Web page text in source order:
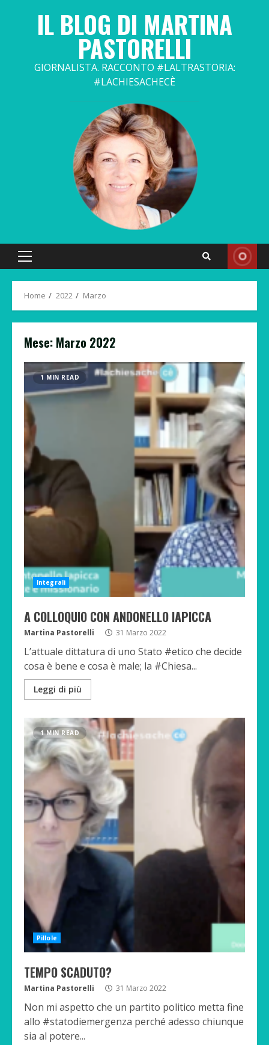
IL BLOG DI MARTINA
PASTORELLI
GIORNALISTA. RACCONTO #LALTRASTORIA:
#LACHIESACHECÈ
Primary
Home 2022 Marzo
Mese: Marzo 2022
1 MIN READ
Integrali
A COLLOQUIO CON ANDONELLO IAPICCA
Martina Pastorelli 31 Marzo 2022
L’attuale dittatura di uno Stato #etico che decide
cosa è bene e cosa è male; la #Chiesa...
Leggi di più
1 MIN READ
Pillole
TEMPO SCADUTO?
Martina Pastorelli 31 Marzo 2022
Non mi aspetto che un partito politico metta fine
allo #statodiemergenza perché adesso chiunque
sia al potere...